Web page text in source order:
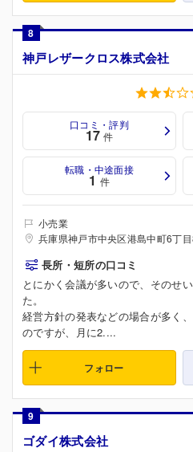
8
神戸レザークロス株式会社
口コミ・評判
17 件
転職・中途面接
1 件
小売業
兵庫県神戸市中央区港島中町6丁
長所・短所の口コミ
とにかく会議が多いので、そのせ
た。
経営方針の発表などの場合が多く
のですが、月に2....
フォロー
9
ゴダイ株式会社